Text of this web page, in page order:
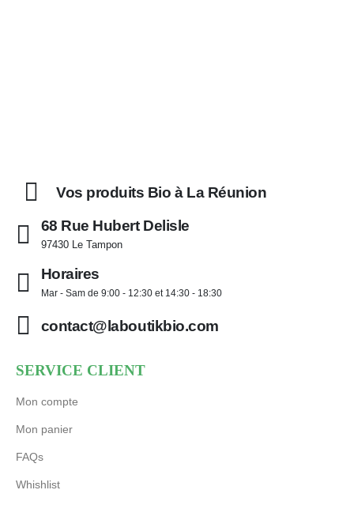
Vos produits Bio à La Réunion
68 Rue Hubert Delisle
97430 Le Tampon
Horaires
Mar - Sam de 9:00 - 12:30 et 14:30 - 18:30
contact@laboutikbio.com
SERVICE CLIENT
Mon compte
Mon panier
FAQs
Whishlist